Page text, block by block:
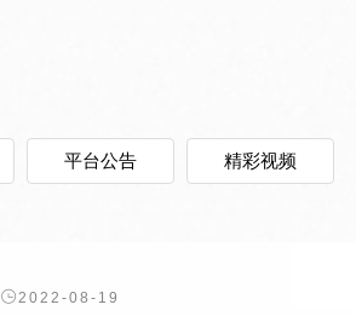
平台公告 精彩视频
2022-08-19